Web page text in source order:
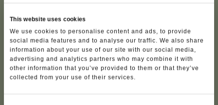
This website uses cookies
We use cookies to personalise content and ads, to provide
social media features and to analyse our traffic. We also share
information about your use of our site with our social media,
advertising and analytics partners who may combine it with
other information that you’ve provided to them or that they’ve
collected from your use of their services.
La Lessinia Legend